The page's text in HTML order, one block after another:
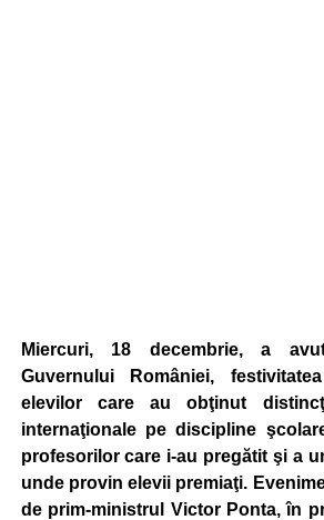
Miercuri, 18 decembrie, a
Guvernului României,
elevilor care au obţinut
internaţionale pe discipline
profesorilor care i-au pregătit şi a
unde provin elevii premiaţi.
de prim-ministrul Victor Ponta, în